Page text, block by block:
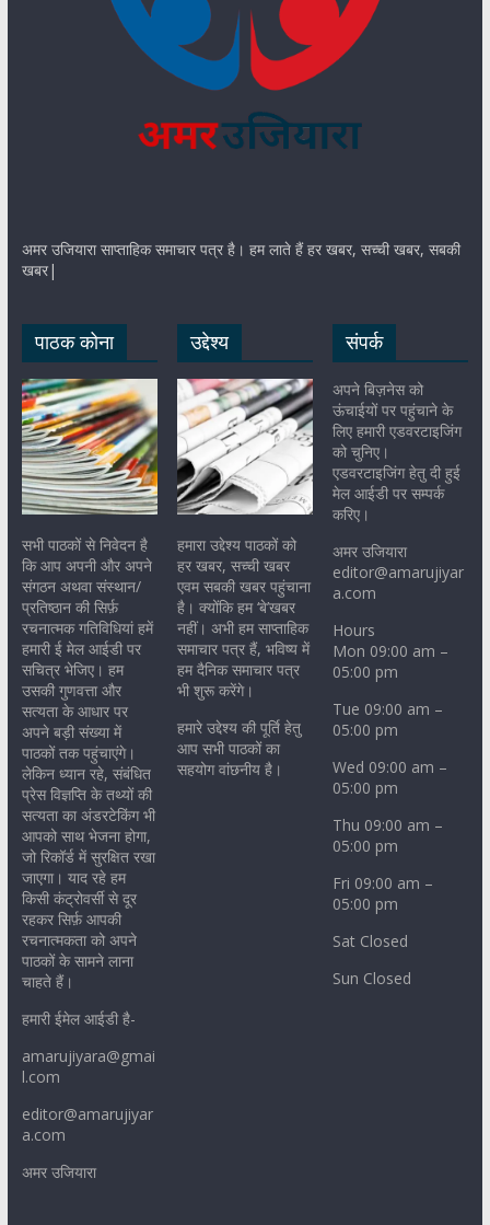
अमर उजियारा साप्ताहिक समाचार पत्र है। हम लाते हैं हर खबर, सच्ची खबर, सबकी
खबर|
पाठक कोना
सभी पाठकों से निवेदन है
कि आप अपनी और अपने
संगठन अथवा संस्थान/
प्रतिष्ठान की सिर्फ़
रचनात्मक गतिविधियां हमें
हमारी ई मेल आईडी पर
सचित्र भेजिए। हम
उसकी गुणवत्ता और
सत्यता के आधार पर
अपने बड़ी संख्या में
पाठकों तक पहुंचाएंगे।
लेकिन ध्यान रहे, संबंधित
प्रेस विज्ञप्ति के तथ्यों की
सत्यता का अंडरटेकिंग भी
आपको साथ भेजना होगा,
जो रिकॉर्ड में सुरक्षित रखा
जाएगा। याद रहे हम
किसी कंट्रोवर्सी से दूर
रहकर सिर्फ़ आपकी
रचनात्मकता को अपने
पाठकों के सामने लाना
चाहते हैं।
हमारी ईमेल आईडी है-
amarujiyara@gmai
l.com
editor@amarujiyar
a.com
अमर उजियारा
उद्देश्य
हमारा उद्देश्य पाठकों को
हर खबर, सच्ची खबर
एवम सबकी खबर पहुंचाना
है। क्योंकि हम ‘बे’खबर
नहीं। अभी हम साप्ताहिक
समाचार पत्र हैं, भविष्य में
हम दैनिक समाचार पत्र
भी शुरू करेंगे।
हमारे उद्देश्य की पूर्ति हेतु
आप सभी पाठकों का
सहयोग वांछनीय है।
संपर्क
अपने बिज़नेस को
ऊंचाईयों पर पहुंचाने के
लिए हमारी एडवरटाइजिंग
को चुनिए।
एडवरटाइजिंग हेतु दी हुई
मेल आईडी पर सम्पर्क
करिए।
अमर उजियारा
editor@amarujiyar
a.com
Hours
Mon 09:00 am –
05:00 pm
Tue 09:00 am –
05:00 pm
Wed 09:00 am –
05:00 pm
Thu 09:00 am –
05:00 pm
Fri 09:00 am –
05:00 pm
Sat Closed
Sun Closed